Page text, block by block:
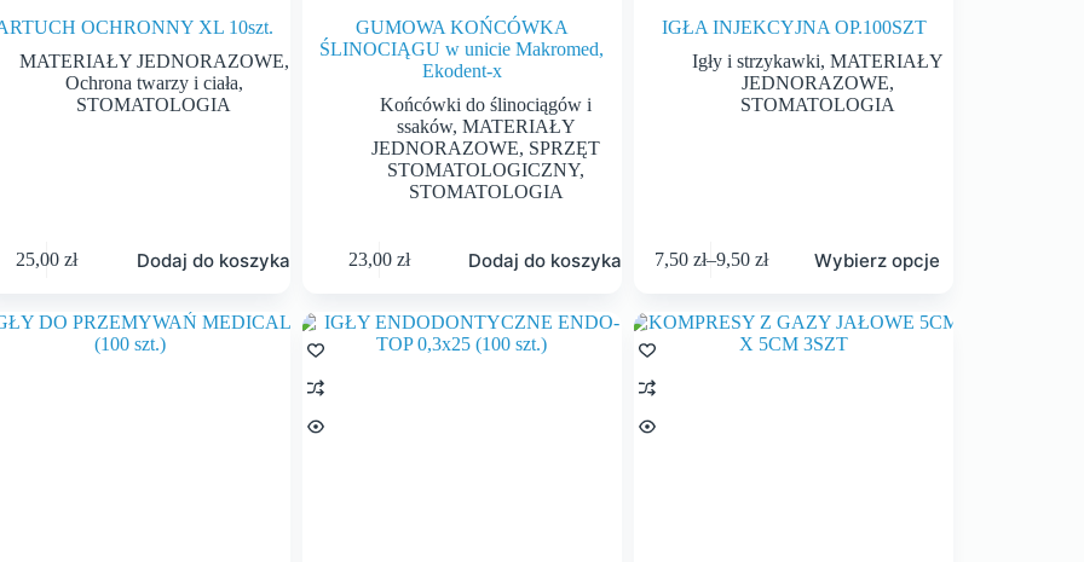
OCHRONNY XL 10szt.
MATERIAŁY JEDNORAZOWE,
Ochrona twarzy i ciała,
STOMATOLOGIA
25,00zł Dodaj do koszyka
GUMOWA KOŃCÓWKA
ŚLINOCIĄGU w unicie Makromed,
Ekodent-x
Końcówki do ślinociągów i
ssaków, MATERIAŁY
JEDNORAZOWE, SPRZĘT
STOMATOLOGICZNY,
STOMATOLOGIA
23,00 zł Dodaj do koszyka
IGŁA INJEKCYJNA OP.100SZT
Igły i strzykawki,MATERIAŁY
JEDNORAZOWE,
STOMATOLOGIA
7,50 zł–9,50 zł Wybierz opcje